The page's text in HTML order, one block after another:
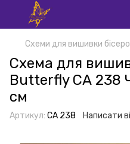
Схеми для вишивки
Схема для
Butterfly СА 238
см
Артикул: СА 238 Написати